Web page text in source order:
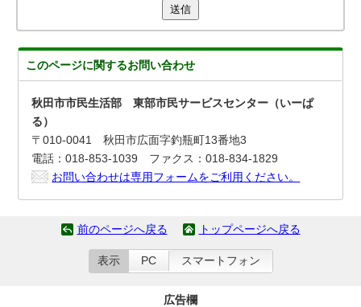
送信
このページに関するお問い合わせ
秋田市市民生活部 東部市民サービスセンター（いーぱ
る）
〒010-0041 秋田市広面字釣瓶町13番地3
電話：018-853-1039 ファクス：018-834-1829
お問い合わせは専用フォームをご利用ください。
前のページへ戻る トップページへ戻る
表示 PC スマートフォン
広告欄